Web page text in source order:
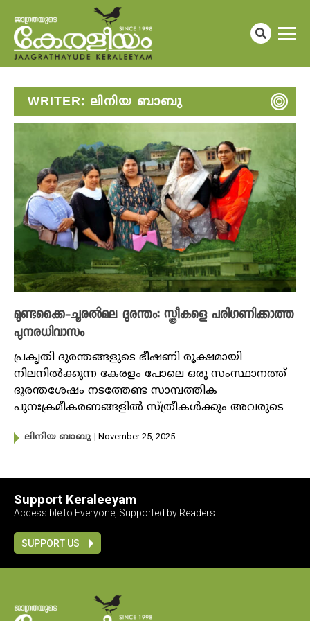
WRITER: ലിനിയ ബാബു
മുണ്ടക്കൈ-ചൂരൽമല ദുരന്തം: സ്ത്രീകളെ പരിഗണിക്കാത്ത
പുനരധിവാസം
പ്രകൃതി ദുരന്തങ്ങളുടെ ഭീഷണി രൂക്ഷമായി
നിലനിൽക്കുന്ന കേരളം പോലെ ഒരു സംസ്ഥാനത്ത്
ദുരന്തശേഷം നടത്തേണ്ട സാമ്പത്തിക
പുനഃക്രമീകരണങ്ങളിൽ സ്ത്രീകൾക്കും അവരുടെ
ലിനിയ ബാബു | November 25, 2025
Support Keraleeyam
Accessible to Everyone, Supported by Readers
SUPPORT US